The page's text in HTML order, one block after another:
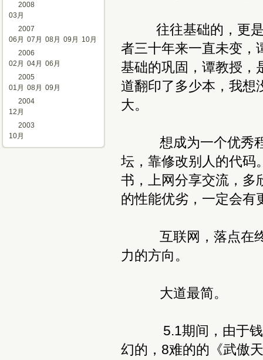
往往基础的，更是
者三十年来一直未变，
基础的巩固，谭教授，
道翻印了多少本，我想
大。
想成为一个优秀程
坛，靠修改别人的代码
书，上网分享交流，多
的性能优劣，一定会有
互联网，落点在终
力的方向。
大道最简。
5.1期间，由于钱包
幻的，8难的的《武傲
2008
03月
2007
06月 07月 08月 09月
10月
2006
02月 04月 06月
2005
01月 08月 09月
2004
12月
2003
10月